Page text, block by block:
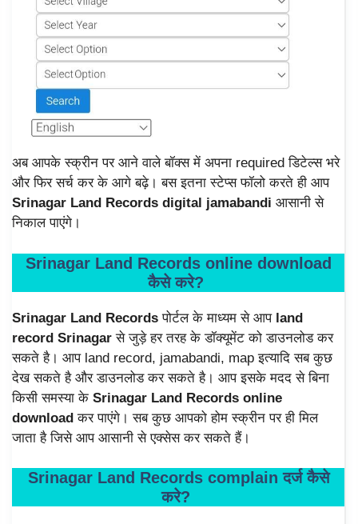
अब आपके स्क्रीन पर आने वाले बॉक्स में अपना required डिटेल्स भरे
और फिर सर्च कर के आगे बढ़े। बस इतना स्टेप्स फॉलो करते ही आप
Srinagar Land Records digital jamabandi आसानी से
निकाल पाएंगे।
Srinagar Land Records online download
कैसे करे?
Srinagar Land Records पोर्टल के माध्यम से आप land
record Srinagarसे जुड़े हर तरह के डॉक्यूमेंट को डाउनलोड कर
सकते है। आप land record, jamabandi, map इत्यादि सब कुछ
देख सकते है और डाउनलोड कर सकते है। आप इसके मदद से बिना
किसी समस्या के Srinagar Land Records online
download कर पाएंगे। सब कुछ आपको होम स्क्रीन पर ही मिल
जाता है जिसे आप आसानी से एक्सेस कर सकते हैं।
Srinagar Land Records complain दर्ज कैसे
करे?